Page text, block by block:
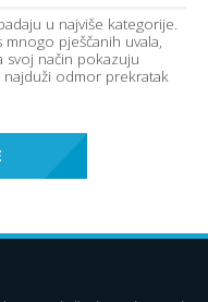
u najviše kategorije.
pješčanih uvala,
svoj način pokazuju
odmor prekratak